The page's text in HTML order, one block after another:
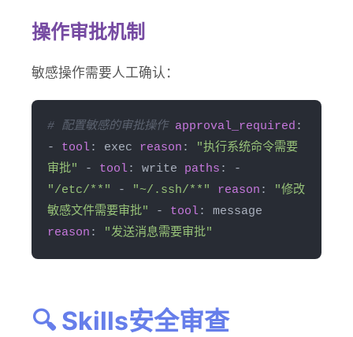
操作审批机制
敏感操作需要人工确认：
# 配置敏感的审批操作 approval_required :
- tool: exec reason :
"执行系统命令需要
审批"
- tool: write paths : -
"/etc/**"
- "~/.ssh/**" reason :
"修改
敏感文件需要审批"
- tool: message
reason : "发送消息需要审批"
🔍 Skills安全审查